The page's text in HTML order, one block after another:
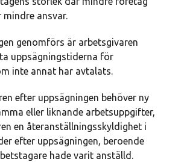
ansvar.
genomförs är arbetsgivaren
uppsägningstiderna för
inte annat har avtalats.
efter uppsägningen behöver ny
eller liknande arbetsuppgifter,
en återanställningsskyldighet i
efter uppsägningen, beroende
hade varit anställd.